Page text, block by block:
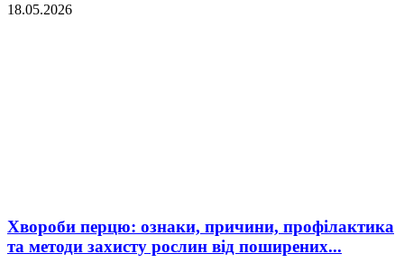
18.05.2026
Хвороби перцю: ознаки, причини, профілактика
та методи захисту рослин від поширених...